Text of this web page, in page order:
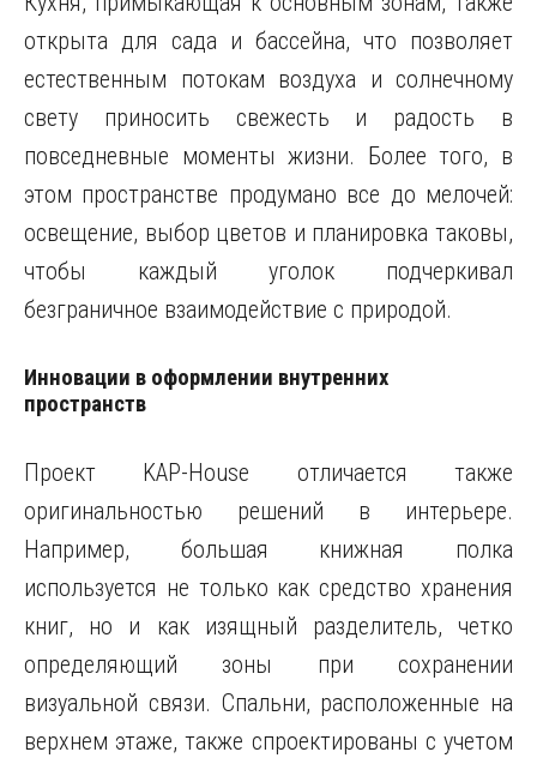
открыта для сада и бассейна, что позволяет
естественным потокам воздуха и солнечному
свету приносить свежесть и радость в
повседневные моменты жизни. Более того, в
этом пространстве продумано все до мелочей:
освещение, выбор цветов и планировка таковы,
чтобы каждый уголок подчеркивал
безграничное взаимодействие с природой.
Инновации в оформлении внутренних
пространств
Проект KAP-House отличается также
оригинальностью решений в интерьере.
Например, большая книжная полка
используется не только как средство хранения
книг, но и как изящный разделитель, четко
определяющий зоны при сохранении
визуальной связи. Спальни, расположенные на
верхнем этаже, также спроектированы с учетом